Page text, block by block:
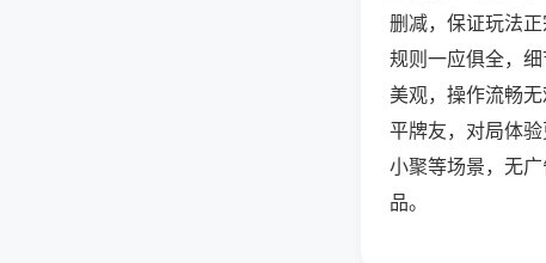
删减，保证玩法
规则一应俱全，
美观，操作流畅
平牌友，对局体
小聚等场景，无
品。